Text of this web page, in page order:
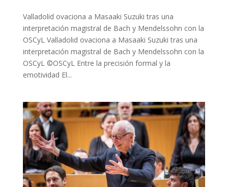
Valladolid ovaciona a Masaaki Suzuki tras una
interpretación magistral de Bach y Mendelssohn con la
OSCyL Valladolid ovaciona a Masaaki Suzuki tras una
interpretación magistral de Bach y Mendelssohn con la
OSCyL ©OSCyL Entre la precisión formal y la
emotividad El...